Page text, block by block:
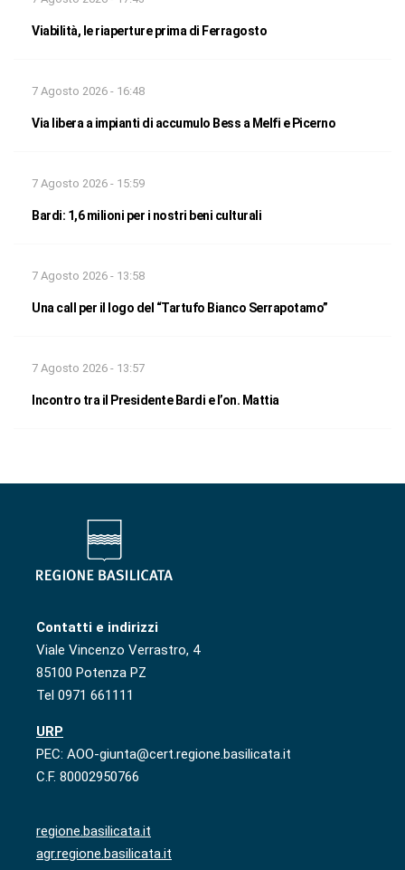
Viabilità, le riaperture prima di Ferragosto
7 Agosto 2026 - 16:48
Via libera a impianti di accumulo Bess a Melfi e Picerno
7 Agosto 2026 - 15:59
Bardi: 1,6 milioni per i nostri beni culturali
7 Agosto 2026 - 13:58
Una call per il logo del “Tartufo Bianco Serrapotamo”
7 Agosto 2026 - 13:57
Incontro tra il Presidente Bardi e l’on. Mattia
Contatti e indirizzi
Viale Vincenzo Verrastro, 4
85100 Potenza PZ
Tel 0971 661111
URP
PEC: AOO-giunta@cert.regione.basilicata.it
C.F. 80002950766
regione.basilicata.it
agr.regione.basilicata.it